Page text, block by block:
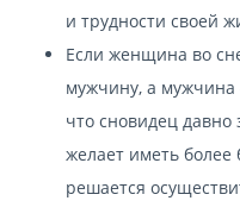
и трудности своей
Если женщина во
мужчину, а мужчина
что сновидец давно
желает иметь
решается